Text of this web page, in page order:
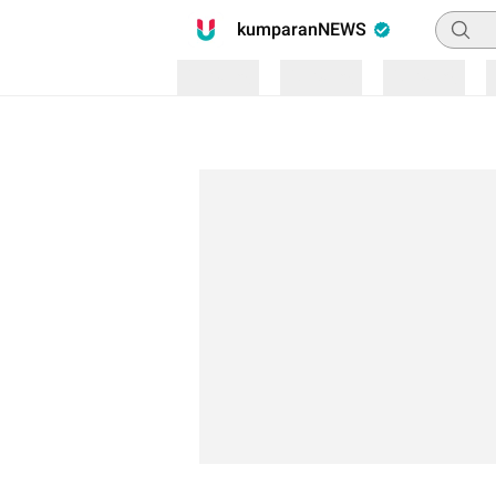
kumparanNEWS